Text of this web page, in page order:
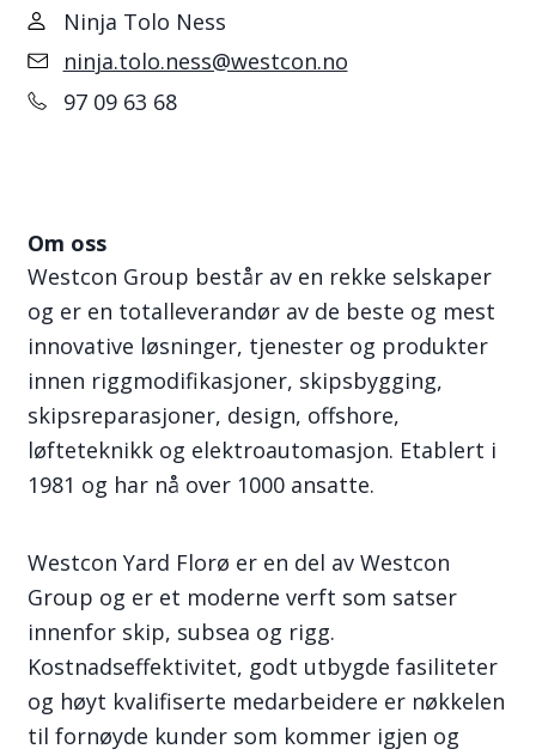
Ninja Tolo Ness
ninja.tolo.ness@westcon.no
97 09 63 68
Om oss
Westcon Group består av en rekke selskaper
og er en totalleverandør av de beste og mest
innovative løsninger, tjenester og produkter
innen riggmodifikasjoner, skipsbygging,
skipsreparasjoner, design, offshore,
løfteteknikk og elektroautomasjon. Etablert i
1981 og har nå over 1000 ansatte.
Westcon Yard Florø er en del av Westcon
Group og er et moderne verft som satser
innenfor skip, subsea og rigg.
Kostnadseffektivitet, godt utbygde fasiliteter
og høyt kvalifiserte medarbeidere er nøkkelen
til fornøyde kunder som kommer igjen og